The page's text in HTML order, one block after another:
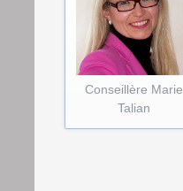
Conseillère Marie
Talian